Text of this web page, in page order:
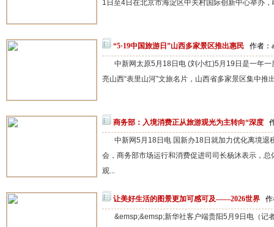
1日至4日在北京市海淀区中关村国际创新中心举办，
“5·19中国旅游日”山西多家景区推出惠民 作者：
中新网太原5月18日电 (刘小红)5月19日是一年
亮山西“表里山河”文旅名片，山西省多家景区集中推
商务部：入境消费正从旅游观光为主转向“深度
中新网5月18日电 国新办18日就加力优化离境退
会，商务部市场运行和消费促进司司长杨沐表示，
观...
让美好生活的图景更加可感可及——2026世界 作
&emsp;&emsp;新华社客户端贵阳5月9日电（记